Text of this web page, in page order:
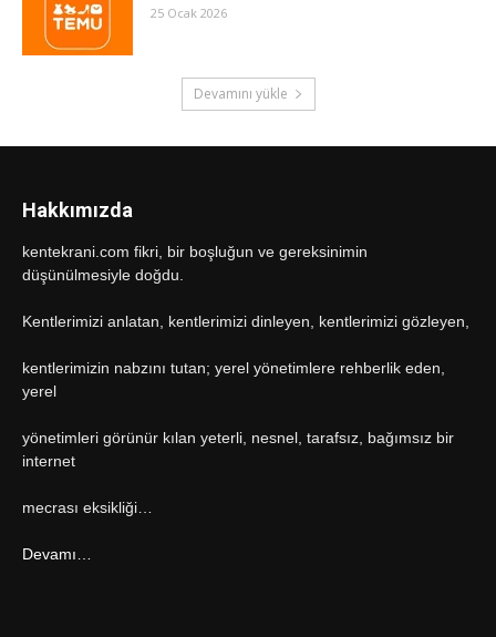
25 Ocak 2026
Devamını yükle
Hakkımızda
kentekrani.com fikri, bir boşluğun ve gereksinimin
düşünülmesiyle doğdu.
Kentlerimizi anlatan, kentlerimizi dinleyen, kentlerimizi gözleyen,
kentlerimizin nabzını tutan; yerel yönetimlere rehberlik eden,
yerel
yönetimleri görünür kılan yeterli, nesnel, tarafsız, bağımsız bir
internet
mecrası eksikliği…
Devamı…